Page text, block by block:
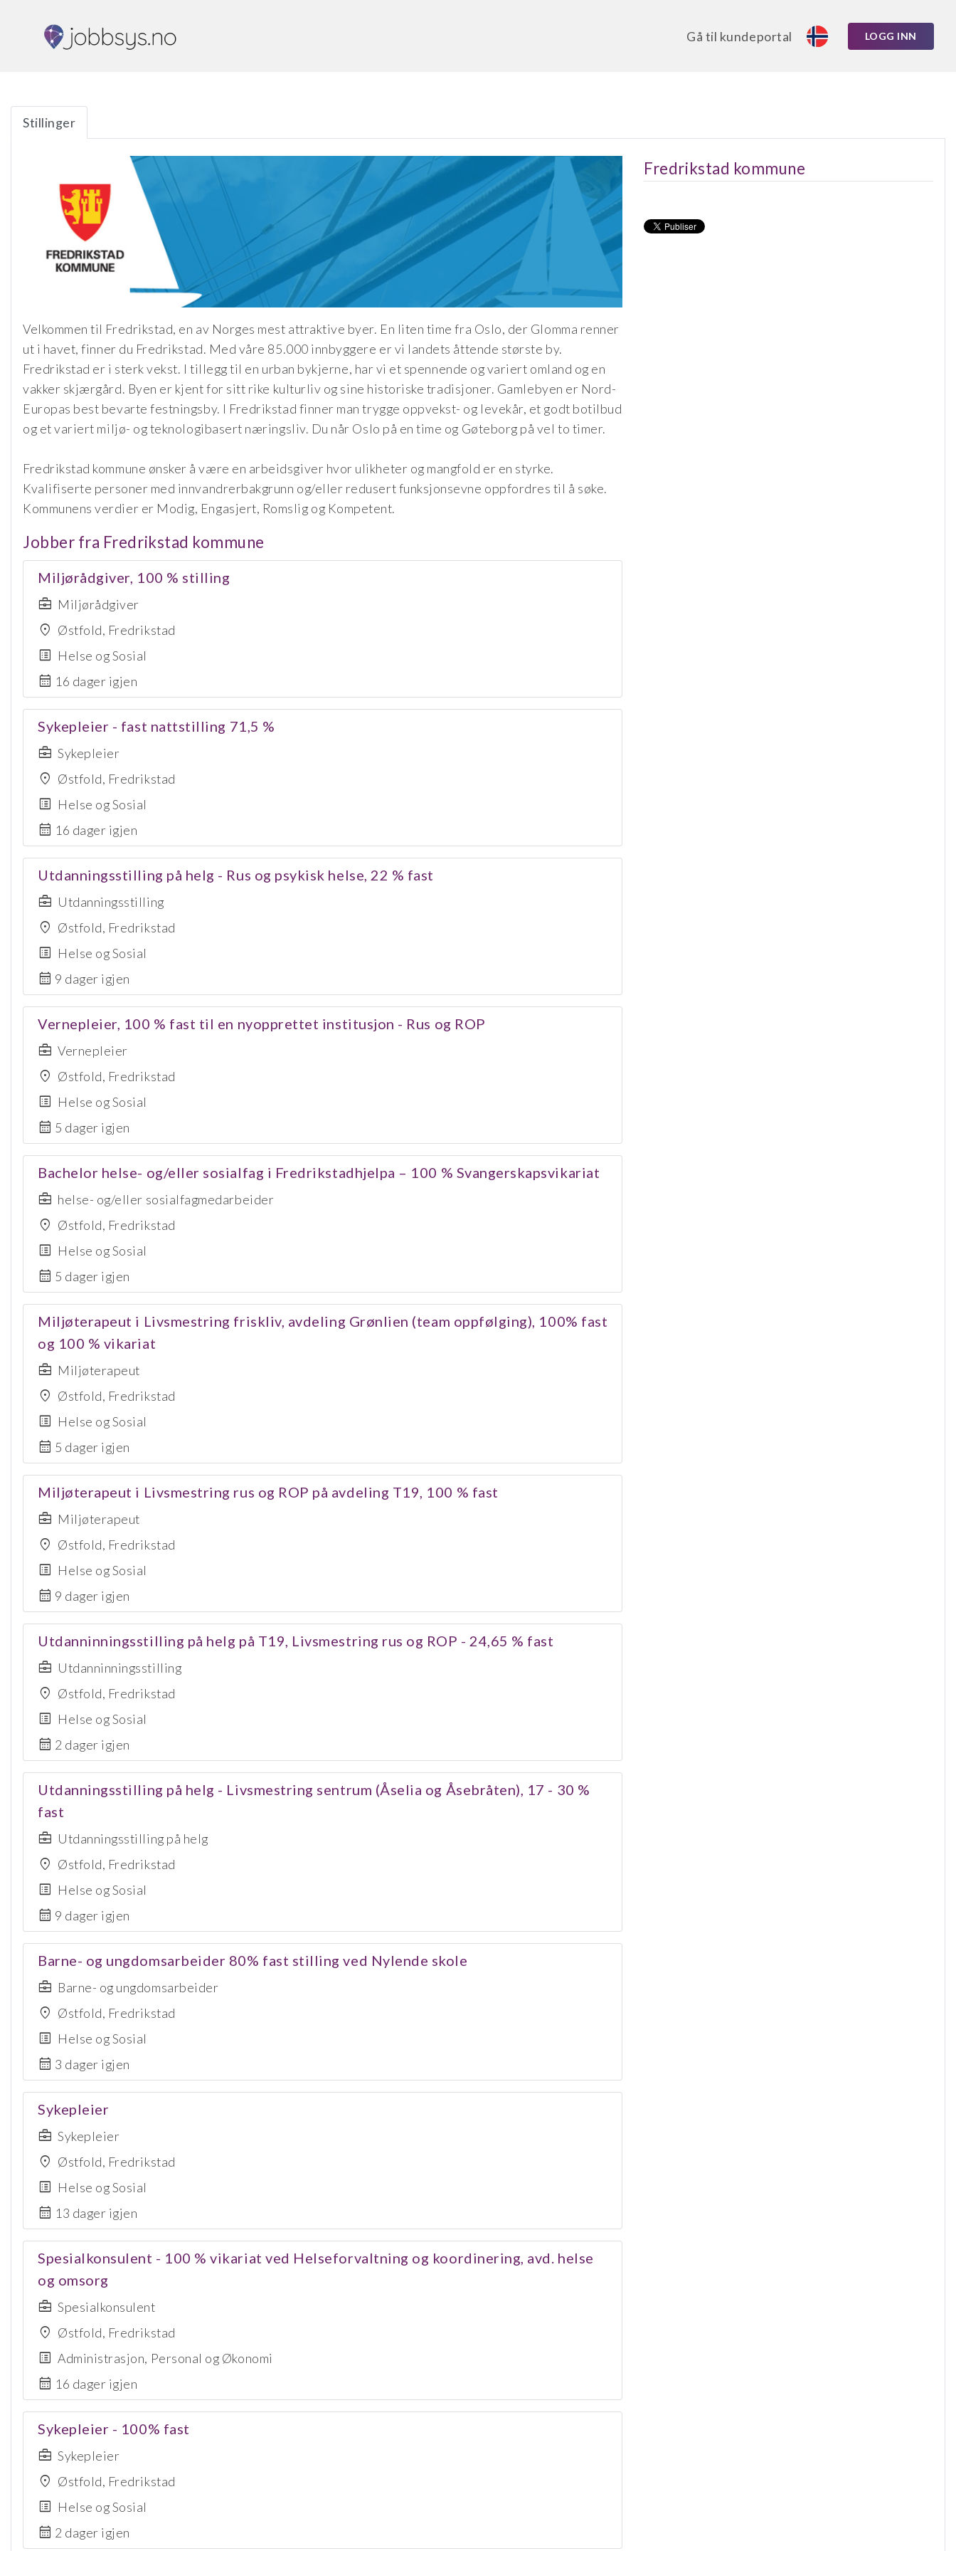
Gå til kundeportal LOGG INN
Stillinger
Velkommen til Fredrikstad, en av Norges mest attraktive byer. En liten time fra Oslo, der Glomma renner
ut i havet, finner du Fredrikstad. Med våre 85.000 innbyggere er vi landets åttende største by.
Fredrikstad er i sterk vekst. I tillegg til en urban bykjerne, har vi et spennende og variert omland og en
vakker skjærgård. Byen er kjent for sitt rike kulturliv og sine historiske tradisjoner. Gamlebyen er Nord-
Europas best bevarte festningsby. I Fredrikstad finner man trygge oppvekst- og levekår, et godt botilbud
og et variert miljø- og teknologibasert næringsliv. Du når Oslo på en time og Gøteborg på vel to timer.
Fredrikstad kommune ønsker å være en arbeidsgiver hvor ulikheter og mangfold er en styrke.
Kvalifiserte personer med innvandrerbakgrunn og/eller redusert funksjonsevne oppfordres til å søke.
Kommunens verdier er Modig, Engasjert, Romslig og Kompetent.
Jobber fra Fredrikstad kommune
Miljørådgiver, 100 % stilling
business_center Miljørådgiver
location_on Østfold, Fredrikstad
list_alt Helse og Sosial
calendar_month 16 dager igjen
Sykepleier - fast nattstilling 71,5 %
business_center Sykepleier
location_on Østfold, Fredrikstad
list_alt Helse og Sosial
calendar_month 16 dager igjen
Utdanningsstilling på helg - Rus og psykisk helse, 22 % fast
business_center Utdanningsstilling
location_on Østfold, Fredrikstad
list_alt Helse og Sosial
calendar_month 9 dager igjen
Vernepleier, 100 % fast til en nyopprettet institusjon - Rus og ROP
business_center Vernepleier
location_on Østfold, Fredrikstad
list_alt Helse og Sosial
calendar_month 5 dager igjen
Bachelor helse- og/eller sosialfag i Fredrikstadhjelpa – 100 % Svangerskapsvikariat
business_center helse- og/eller sosialfagmedarbeider
location_on Østfold, Fredrikstad
list_alt Helse og Sosial
calendar_month 5 dager igjen
Miljøterapeut i Livsmestring friskliv, avdeling Grønlien (team oppfølging), 100% fast
og 100 % vikariat
business_center Miljøterapeut
location_on Østfold, Fredrikstad
list_alt Helse og Sosial
calendar_month 5 dager igjen
Miljøterapeut i Livsmestring rus og ROP på avdeling T19, 100 % fast
business_center Miljøterapeut
location_on Østfold, Fredrikstad
list_alt Helse og Sosial
calendar_month 9 dager igjen
Utdanninningsstilling på helg på T19, Livsmestring rus og ROP - 24,65 % fast
business_center Utdanninningsstilling
location_on Østfold, Fredrikstad
list_alt Helse og Sosial
calendar_month 2 dager igjen
Utdanningsstilling på helg - Livsmestring sentrum (Åselia og Åsebråten), 17 - 30 %
fast
business_center Utdanningsstilling på helg
location_on Østfold, Fredrikstad
list_alt Helse og Sosial
calendar_month 9 dager igjen
Barne- og ungdomsarbeider 80% fast stilling ved Nylende skole
business_center Barne- og ungdomsarbeider
location_on Østfold, Fredrikstad
list_alt Helse og Sosial
calendar_month 3 dager igjen
Sykepleier
business_center Sykepleier
location_on Østfold, Fredrikstad
list_alt Helse og Sosial
calendar_month 13 dager igjen
Spesialkonsulent - 100 % vikariat ved Helseforvaltning og koordinering, avd. helse
og omsorg
business_center Spesialkonsulent
location_on Østfold, Fredrikstad
list_alt Administrasjon, Personal og Økonomi
calendar_month 16 dager igjen
Sykepleier - 100% fast
business_center Sykepleier
location_on Østfold, Fredrikstad
list_alt Helse og Sosial
calendar_month 2 dager igjen
Fredrikstad kommune